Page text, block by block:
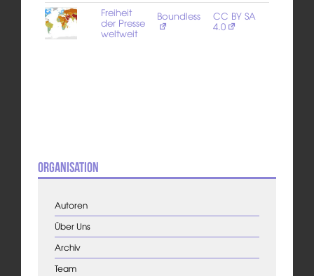
Freiheit
der Presse
weltweit
Boundless CC BY SA
4.0
Organisation
Autoren
Über Uns
Archiv
Team